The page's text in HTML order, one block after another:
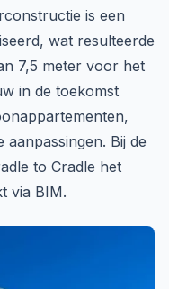
is een
wat resulteerde
7,5 meter voor het
in de toekomst
Bij de
to Cradle het
via BIM.